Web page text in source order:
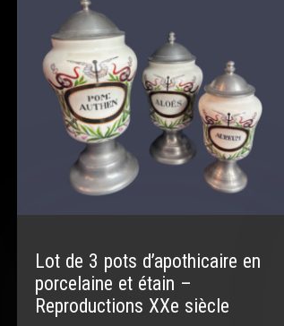
Lot de 3 pots d’apothicaire en
porcelaine et étain –
Reproductions XXe siècle